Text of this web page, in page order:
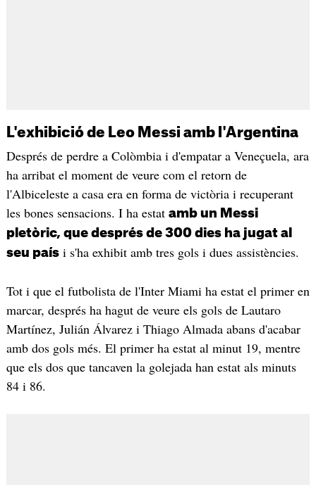
L'exhibició de Leo Messi amb l'Argentina
Després de perdre a Colòmbia i d'empatar a Veneçuela, ara
ha arribat el moment de veure com el retorn de
l'Albiceleste a casa era en forma de victòria i recuperant
les bones sensacions. I ha estat amb un Messi
pletòric, que després de 300 dies ha jugat al
seu paísi s'ha exhibit amb tres gols i dues assistències.
Tot i que el futbolista de l'Inter Miami ha estat el primer en
marcar, després ha hagut de veure els gols de Lautaro
Martínez, Julián Álvarez i Thiago Almada abans d'acabar
amb dos gols més. El primer ha estat al minut 19, mentre
que els dos que tancaven la golejada han estat als minuts
84 i 86.